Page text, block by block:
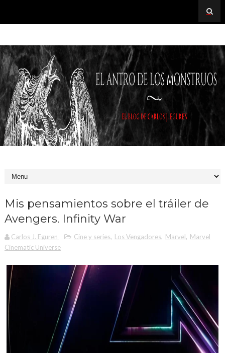
Mis pensamientos sobre el tráiler de
Avengers. Infinity War
Carlos J. Eguren Cine y series, Los Vengadores, Marvel, Marvel
Cinematic Universe